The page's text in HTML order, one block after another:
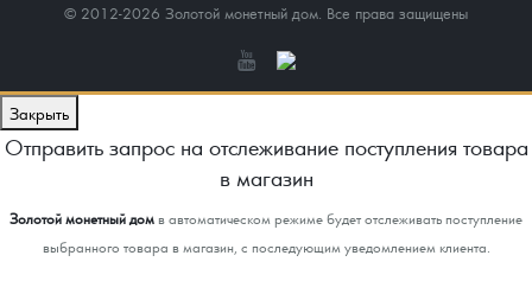
© 2012-2026 Золотой монетный дом. Все права защищены
Закрыть
Отправить запрос на отслеживание поступления товара
в магазин
Золотой монетный домв автоматическом режиме будет отслеживать поступление
выбранного товара в магазин, с последующим уведомлением клиента.